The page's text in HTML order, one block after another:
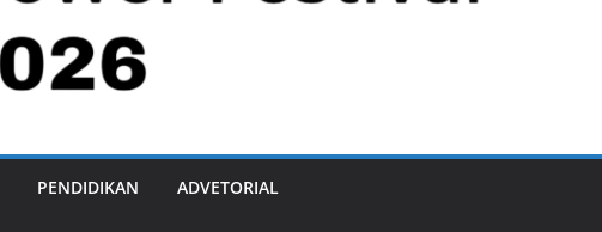
PENDIDIKAN ADVETORIAL